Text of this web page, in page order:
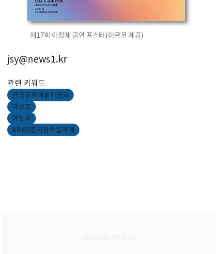
제17회 아창제 공연 포스터(아르코 제공)
jsy@news1.kr
관련 키워드
한국문화예술위원회
아르코
아창제
ARKO한국창작음악제